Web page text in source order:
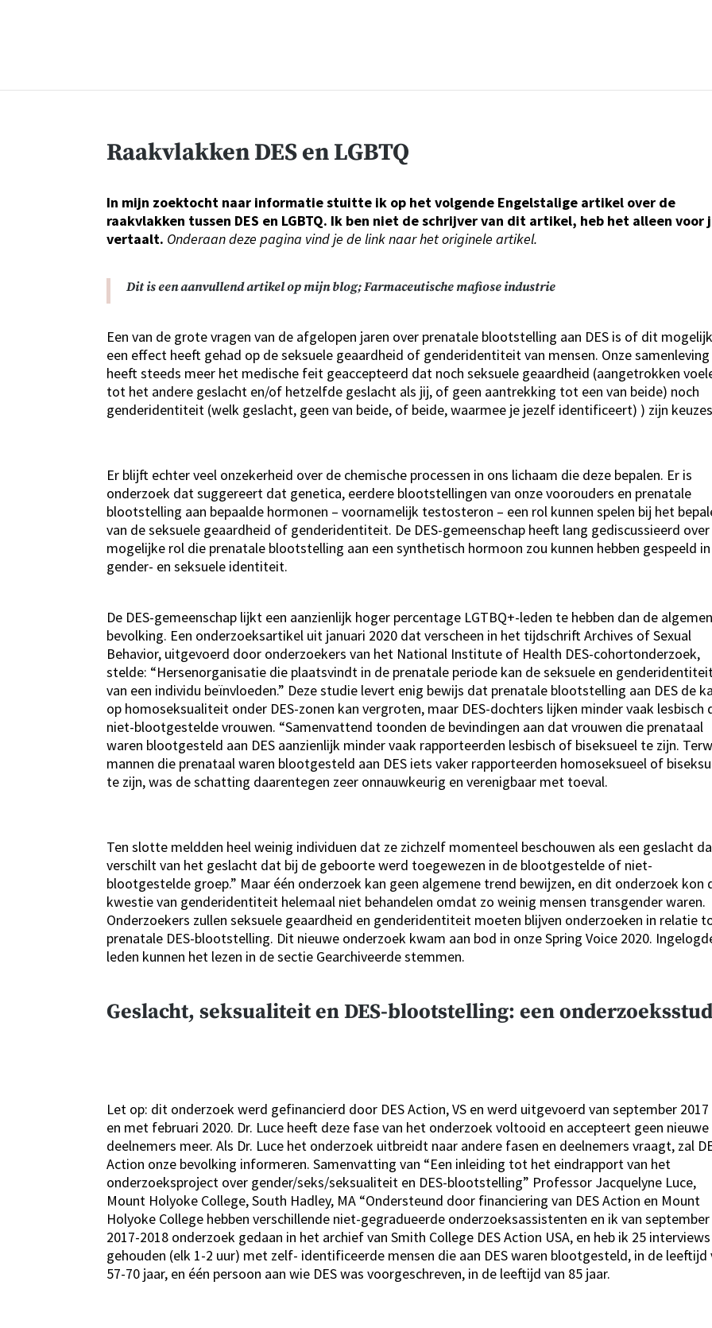
Raakvlakken DES en LGBTQ
In mijn zoektocht naar informatie stuitte ik op het volgende Engelstalige artikel over de
raakvlakken tussen DES en LGBTQ. Ik ben niet de schrijver van dit artikel, heb het alleen voor
vertaalt. Onderaan deze pagina vind je de link naar het originele artikel.
Dit is een aanvullend artikel op mijn blog;Farmaceutische mafiose industrie
Een van de grote vragen van de afgelopen jaren over prenatale blootstelling aan DES is of dit mogelijk
een effect heeft gehad op de seksuele geaardheid of genderidentiteit van mensen. Onze samenleving
heeft steeds meer het medische feit geaccepteerd dat noch seksuele geaardheid (aangetrokken
tot het andere geslacht en/of hetzelfde geslacht als jij, of geen aantrekking tot een van beide) noch
genderidentiteit (welk geslacht, geen van beide, of beide, waarmee je jezelf identificeert) ) zijn
Er blijft echter veel onzekerheid over de chemische processen in ons lichaam die deze bepalen. Er is
onderzoek dat suggereert dat genetica, eerdere blootstellingen van onze voorouders en prenatale
blootstelling aan bepaalde hormonen – voornamelijk testosteron – een rol kunnen spelen bij het
van de seksuele geaardheid of genderidentiteit. De DES-gemeenschap heeft lang gediscussieerd
mogelijke rol die prenatale blootstelling aan een synthetisch hormoon zou kunnen hebben gespeeld in
gender- en seksuele identiteit.
De DES-gemeenschap lijkt een aanzienlijk hoger percentage LGTBQ+-leden te hebben dan de
bevolking. Een onderzoeksartikel uit januari 2020 dat verscheen in het tijdschrift Archives of Sexual
Behavior, uitgevoerd door onderzoekers van het National Institute of Health DES-cohortonderzoek,
stelde: “Hersenorganisatie die plaatsvindt in de prenatale periode kan de seksuele en genderidentiteit
van een individu beïnvloeden.” Deze studie levert enig bewijs dat prenatale blootstelling aan DES de
op homoseksualiteit onder DES-zonen kan vergroten, maar DES-dochters lijken minder vaak lesbisch
niet-blootgestelde vrouwen. “Samenvattend toonden de bevindingen aan dat vrouwen die prenataal
waren blootgesteld aan DES aanzienlijk minder vaak rapporteerden lesbisch of biseksueel te zijn.
mannen die prenataal waren blootgesteld aan DES iets vaker rapporteerden homoseksueel of
te zijn, was de schatting daarentegen zeer onnauwkeurig en verenigbaar met toeval.
Ten slotte meldden heel weinig individuen dat ze zichzelf momenteel beschouwen als een geslacht
verschilt van het geslacht dat bij de geboorte werd toegewezen in de blootgestelde of niet-
blootgestelde groep.” Maar één onderzoek kan geen algemene trend bewijzen, en dit onderzoek kon
kwestie van genderidentiteit helemaal niet behandelen omdat zo weinig mensen transgender waren.
Onderzoekers zullen seksuele geaardheid en genderidentiteit moeten blijven onderzoeken in relatie
prenatale DES-blootstelling. Dit nieuwe onderzoek kwam aan bod in onze Spring Voice 2020.
leden kunnen het lezen in de sectie Gearchiveerde stemmen.
Geslacht, seksualiteit en DES-blootstelling: een
Let op: dit onderzoek werd gefinancierd door DES Action, VS en werd uitgevoerd van september
en met februari 2020. Dr. Luce heeft deze fase van het onderzoek voltooid en accepteert geen nieuwe
deelnemers meer. Als Dr. Luce het onderzoek uitbreidt naar andere fasen en deelnemers vraagt, zal
Action onze bevolking informeren. Samenvatting van “Een inleiding tot het eindrapport van het
onderzoeksproject over gender/seks/seksualiteit en DES-blootstelling” Professor Jacquelyne Luce,
Mount Holyoke College, South Hadley, MA “Ondersteund door financiering van DES Action en Mount
Holyoke College hebben verschillende niet-gegradueerde onderzoeksassistenten en ik van september
2017-2018 onderzoek gedaan in het archief van Smith College DES Action USA, en heb ik 25 interviews
gehouden (elk 1-2 uur) met zelf- identificeerde mensen die aan DES waren blootgesteld, in de leeftijd
57-70 jaar, en één persoon aan wie DES was voorgeschreven, in de leeftijd van 85 jaar.